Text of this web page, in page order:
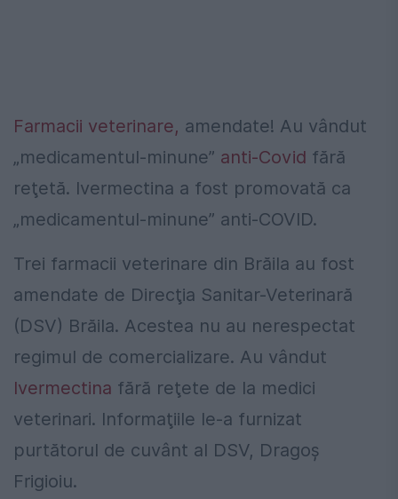
Farmacii veterinare, amendate! Au vândut
„medicamentul-minune” anti-Covid fără
reţetă. Ivermectina a fost promovată ca
„medicamentul-minune” anti-COVID.
Trei farmacii veterinare din Brăila au fost
amendate de Direcţia Sanitar-Veterinară
(DSV) Brăila. Acestea nu au nerespectat
regimul de comercializare. Au vândut
Ivermectina fără reţete de la medici
veterinari. Informaţiile le-a furnizat
purtătorul de cuvânt al DSV, Dragoş
Frigioiu.